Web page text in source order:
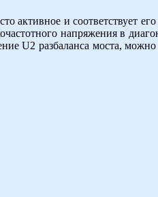
активное и соответствует
напряжения в
U2 разбаланса моста,